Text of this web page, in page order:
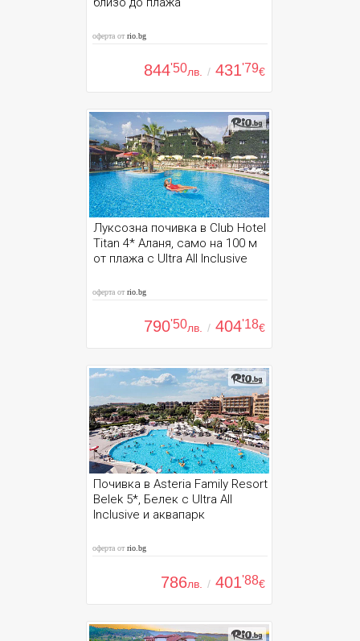
оферта отrio.bg
844'50лв. / 431'79€
Луксозна почивка в Club Hotel
Titan 4* Аланя, само на 100 м
от плажа с Ultra All Inclusive
оферта отrio.bg
790'50лв. / 404'18€
Почивка в Asteria Family Resort
Belek 5*, Белек с Ultra All
Inclusive и аквапарк
оферта отrio.bg
786лв. / 401'88€